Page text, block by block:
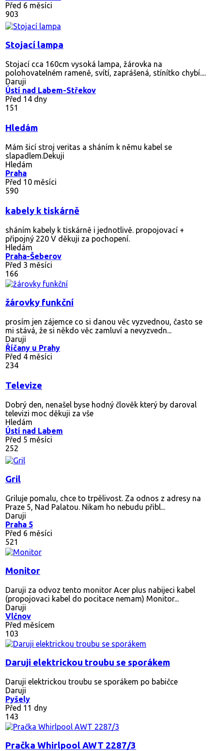
Před 6 měsíci
903
Stojací lampa
Stojací cca 160cm vysoká lampa, žárovka na
polohovatelném rameně, svítí, zaprášená, stínítko chybí....
Daruji
Ústí nad Labem-Střekov
Před 14 dny
151
Hledám
Mám šicí stroj veritas a sháním k němu kabel se
slapadlem.Dekuji
Hledám
Praha
Před 10 měsíci
590
kabely k tiskárně
sháním kabely k tiskárně i jednotlivě. propojovací +
připojný 220 V děkuji za pochopení.
Hledám
Praha-Šeberov
Před 3 měsíci
166
žárovky funkční
prosím jen zájemce co si danou věc vyzvednou, často se
mi stává, že si někdo věc zamluví a nevyzvedn...
Daruji
Říčany u Prahy
Před 4 měsíci
234
Televize
Dobrý den, nenašel byse hodný člověk který by daroval
televizi moc děkuji za vše
Hledám
Ústí nad Labem
Před 5 měsíci
252
Gril
Griluje pomalu, chce to trpělivost. Za odnos z adresy na
Praze 5, Nad Palatou. Nikam ho nebudu přibl...
Daruji
Praha 5
Před 6 měsíci
521
Monitor
Daruji za odvoz tento monitor Acer plus nabijeci kabel
(propojovaci kabel do pocitace nemam) Monitor...
Daruji
Vlčnov
Před měsícem
103
Daruji elektrickou troubu se sporákem
Daruji elektrickou troubu se sporákem po babičce
Daruji
Pyšely
Před 11 dny
143
Pračka Whirlpool AWT 2287/3